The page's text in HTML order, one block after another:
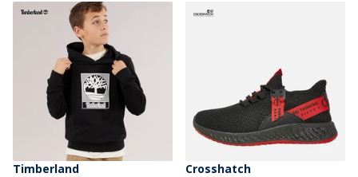
Timberland
Crosshatch